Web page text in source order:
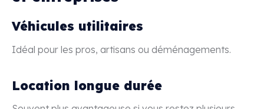
Véhicules utilitaires
Idéal pour les pros, artisans ou déménagements.
Location longue durée